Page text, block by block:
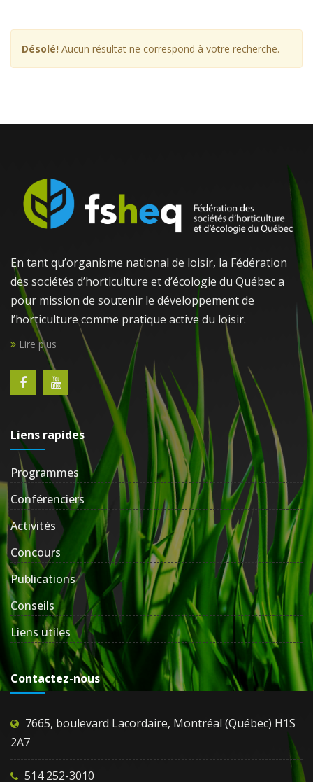
Désolé! Aucun résultat ne correspond à votre recherche.
En tant qu’organisme national de loisir, la Fédération
des sociétés d’horticulture et d’écologie du Québec a
pour mission de soutenir le développement de
l’horticulture comme pratique active du loisir.
Lire plus
Liens rapides
Programmes
Conférenciers
Activités
Concours
Publications
Conseils
Liens utiles
Contactez-nous
7665, boulevard Lacordaire, Montréal (Québec) H1S
2A7
514 252-3010